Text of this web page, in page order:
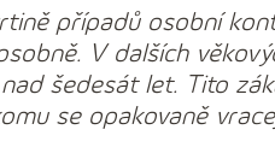
případů osobní
V dalších
šedesát let. Tito
se opakovaně